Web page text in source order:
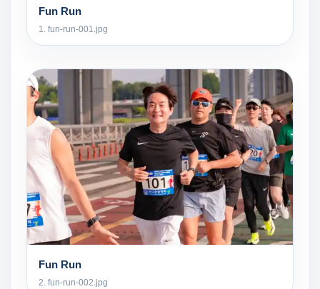
Fun Run
1. fun-run-001.jpg
Fun Run
2. fun-run-002.jpg